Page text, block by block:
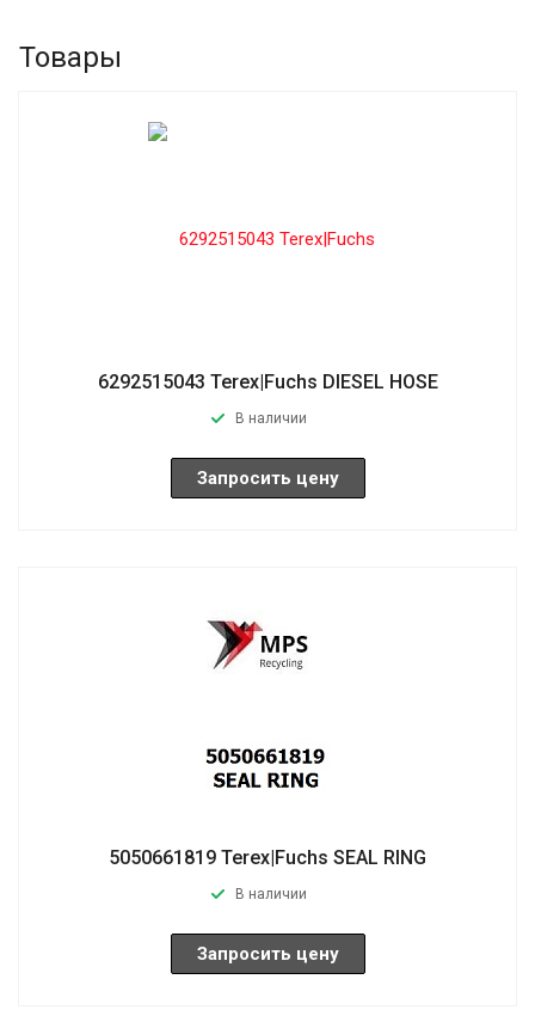
Товары
6292515043 Terex|Fuchs DIESEL HOSE
В наличии
Запросить цену
5050661819 Terex|Fuchs SEAL RING
В наличии
Запросить цену